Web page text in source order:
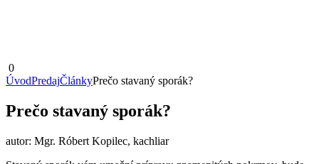
0
ÚvodPredajČlánkyPrečo stavaný sporák?
Prečo stavaný sporák?
autor: Mgr. Róbert Kopilec, kachliar